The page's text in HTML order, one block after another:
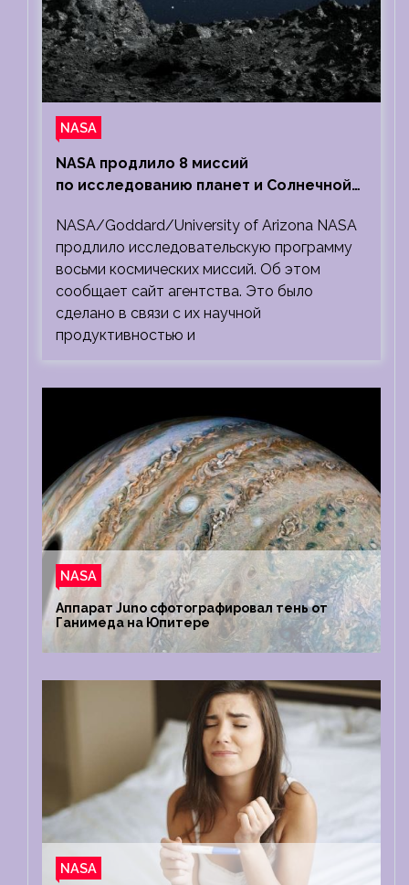
NASA
NASA продлило 8 миссий
по исследованию планет и Солнечной
NASA/Goddard/University of Arizona NASA
продлило исследовательскую программу
восьми космических миссий. Об этом
сообщает сайт агентства. Это было
сделано в связи с их научной
продуктивностью и
NASA
Аппарат Juno сфотографировал тень от
Ганимеда на Юпитере
NASA